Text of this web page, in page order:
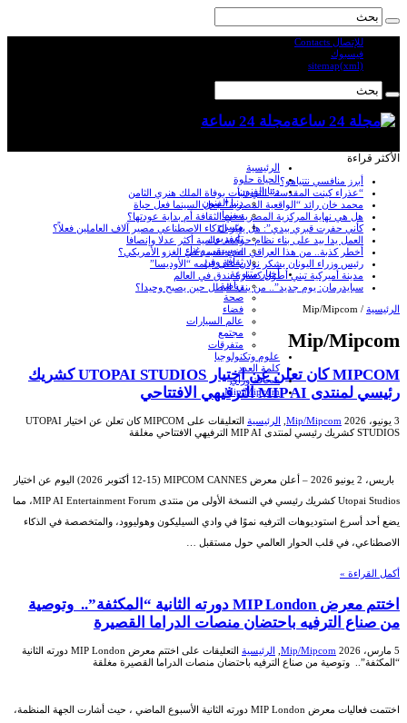
للإتصال Contacts
فيسبوك
sitemap(xml)
مجلة 24 ساعة
الرئيسية
الحياة حلوة
دنيا الفنون
دنيا الفنون
سينما
مسرح
تليفزيون
موسيقى وغناء
ثقافة وفن
أخبار متنوعة
رياضة
صحة
فضاء
عالم السيارات
مجتمع
متفرقات
علوم وتكنولوجيا
كلمة العدد
صحافة ورأي
Mip/Mipcom
الأكثر قراءة
أبرز منافسي نتنياهو؟
“عذراء كينت المقدسة” التي تنبأت بوفاة الملك هنري الثامن
محمد خان رائد “الواقعية المصرية” جعل السينما فعل حياة
هل هي نهاية المركزية المصرية في الثقافة أم بداية عودتها؟
كأني حفرت قبري بيدي”: هل يغيّر الذكاء الاصطناعي مصير آلاف العاملين فعلاً؟
العمل يدا بيد على بناء نظام حوكمة عالمية أكثر عدلا وإنصافا
أخطر كذبة.. من هذا العراقي الذي تسبب في الغزو الأمريكي؟
رئيس وزراء اليونان يشكر نولان على فيلمه “الأوديسا”
مدينة أميركية تبني أطول كسارة بندق في العالم
سبايدرمان: يوم جديد”.. من ينقذ البطل حين يصبح وحيدا؟
الرئيسية /
Mip/Mipcom
Mip/Mipcom
MIPCOM كان تعلن عن اختيار UTOPAI STUDIOS كشريك
رئيسي لمنتدى MIP AI الترفيهي الافتتاحي
3 يونيو، 2026 Mip/Mipcom الرئيسية التعليقات
على MIPCOM كان تعلن عن اختيار UTOPAI
STUDIOS كشريك رئيسي لمنتدى MIP AI الترفيهي الافتتاحي مغلقة
باريس، 2 يونيو 2026 – أعلن معرض MIPCOM CANNES (12-15 أكتوبر 2026) اليوم عن اختيار
Utopai Studios كشريك رئيسي في النسخة الأولى من منتدى MIP AI Entertainment Forum، مما
يضع أحد أسرع استوديوهات الترفيه نموًا في وادي السيليكون وهوليوود، والمتخصصة في الذكاء
الاصطناعي، في قلب الحوار العالمي حول مستقبل …
أكمل القراءة »
اختتم معرض MIP London دورته الثانية “المكثفة”.. وتوصية
من صناع الترفيه باحتضان منصات الدراما القصيرة
5 مارس، 2026 Mip/Mipcom الرئيسية التعليقات
على اختتم معرض MIP London دورته الثانية
“المكثفة”.. وتوصية من صناع الترفيه باحتضان منصات الدراما القصيرة مغلقة
اختتمت فعاليات معرض MIP London دورته الثانية الأسبوع الماضي ، حيث أشارت الجهة المنظمة،